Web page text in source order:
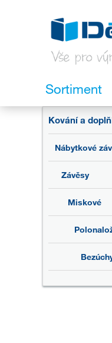
Sortiment
Kování a
Nábytkové
Závěsy
Miskové